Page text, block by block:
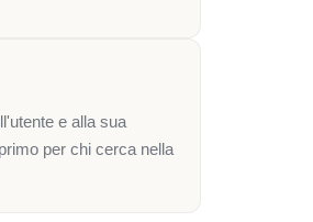
e alla sua
per chi cerca nella